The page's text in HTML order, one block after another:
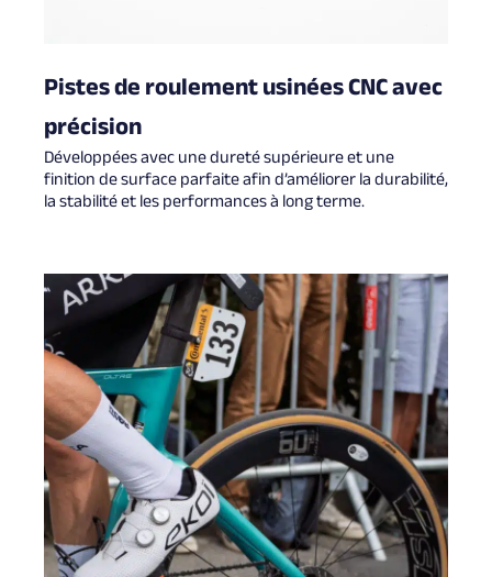
Pistes de roulement usinées CNC avec
précision
Développées avec une dureté supérieure et une
finition de surface parfaite afin d’améliorer la durabilité,
la stabilité et les performances à long terme.